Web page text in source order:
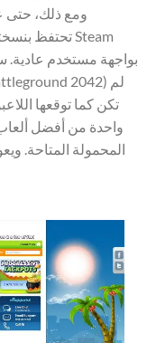
بواجهة مستخدم عادية.
تكن كما توقعها
المحمولة المتاحة.